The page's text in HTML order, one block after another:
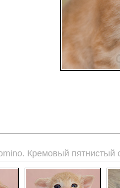
Кремовый пятнистый